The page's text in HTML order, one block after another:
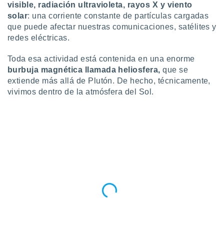
visible, radiación ultravioleta, rayos X y viento
solar: una corriente constante de partículas cargadas
que puede afectar nuestras comunicaciones, satélites y
redes eléctricas.
Toda esa actividad está contenida en una enorme
burbuja magnética llamada heliosfera, que se
extiende más allá de Plutón. De hecho, técnicamente,
vivimos dentro de la atmósfera del Sol.